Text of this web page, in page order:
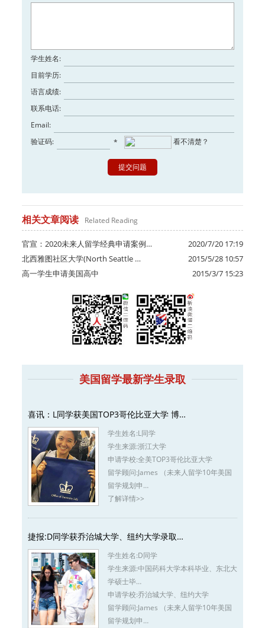
学生姓名:
目前学历:
语言成绩:
联系电话:
Email:
验证码:
看不清楚？
*
相关文章阅读 Related Reading
2020/7/20 17:19
官宣：2020未来人留学经典申请案例…
2015/5/28 10:57
北西雅图社区大学(North Seattle …
2015/3/7 15:23
高一学生申请美国高中
美国留学最新学生录取
喜讯：L同学获美国TOP3哥伦比亚大学 博…
学生姓名:L同学
学生来源:浙江大学
申请学校:全美TOP3哥伦比亚大学
留学顾问:James （未来人留学10年美国
留学规划申…
了解详情>>
捷报:D同学获乔治城大学、纽约大学录取…
学生姓名:D同学
学生来源:中国药科大学本科毕业、东北大
学硕士毕…
申请学校:乔治城大学、纽约大学
留学顾问:James （未来人留学10年美国
留学规划申…